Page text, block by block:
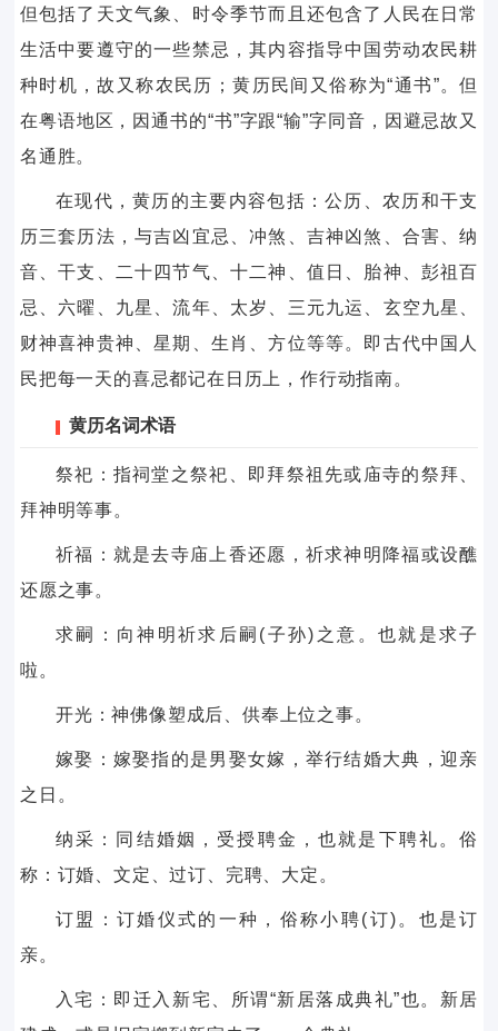
但包括了天文气象、时令季节而且还包含了人民在日常
生活中要遵守的一些禁忌，其内容指导中国劳动农民耕
种时机，故又称农民历；黄历民间又俗称为“通书”。但
在粤语地区，因通书的“书”字跟“输”字同音，因避忌故又
名通胜。
在现代，黄历的主要内容包括：公历、农历和干支
历三套历法，与吉凶宜忌、冲煞、吉神凶煞、合害、纳
音、干支、二十四节气、十二神、值日、胎神、彭祖百
忌、六曜、九星、流年、太岁、三元九运、玄空九星、
财神喜神贵神、星期、生肖、方位等等。即古代中国人
民把每一天的喜忌都记在日历上，作行动指南。
黄历名词术语
祭祀：指祠堂之祭祀、即拜祭祖先或庙寺的祭拜、
拜神明等事。
祈福：就是去寺庙上香还愿，祈求神明降福或设醮
还愿之事。
求嗣：向神明祈求后嗣(子孙)之意。也就是求子
啦。
开光：神佛像塑成后、供奉上位之事。
嫁娶：嫁娶指的是男娶女嫁，举行结婚大典，迎亲
之日。
纳采：同结婚姻，受授聘金，也就是下聘礼。俗
称：订婚、文定、过订、完聘、大定。
订盟：订婚仪式的一种，俗称小聘(订)。也是订
亲。
入宅：即迁入新宅、所谓“新居落成典礼”也。新居